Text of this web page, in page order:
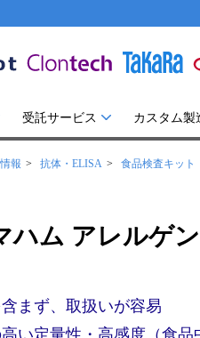
受託サービス カスタム製
報 抗体・ELISA 食品検査キット
ハム アレルゲ
まず、取扱いが容易
い定量性・高感度（食品